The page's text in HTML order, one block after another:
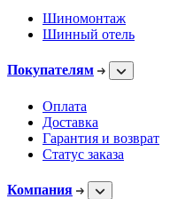
Шиномонтаж
Шинный отель
Покупателям
Оплата
Доставка
Гарантия и возврат
Статус заказа
Компания